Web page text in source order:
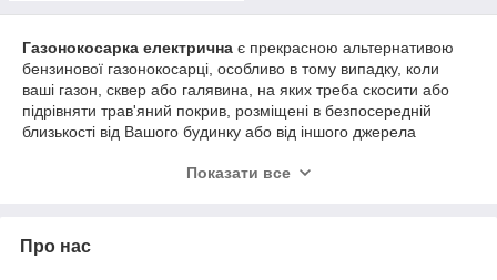
Газонокосарка електрична є прекрасною альтернативою
бензинової газонокосарці, особливо в тому випадку, коли
ваші газон, сквер або галявина, на яких треба скосити або
підрівняти трав'яний покрив, розміщені в безпосередній
близькості від Вашого будинку або від іншого джерела
За своєю будовою і призначенням газонокосарка електрична
двигуна внутрішнього згоряння на ній встановлений
Показати все
Про нас